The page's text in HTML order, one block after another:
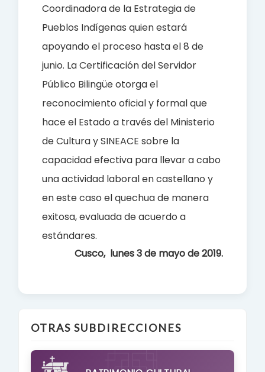
Coordinadora de la Estrategia de
Pueblos Indígenas quien estará
apoyando el proceso hasta el 8 de
junio. La Certificación del Servidor
Público Bilingüe otorga el
reconocimiento oficial y formal que
hace el Estado a través del Ministerio
de Cultura y SINEACE sobre la
capacidad efectiva para llevar a cabo
una actividad laboral en castellano y
en este caso el quechua de manera
exitosa, evaluada de acuerdo a
estándares.
Cusco, lunes 3 de mayo de 2019.
OTRAS SUBDIRECCIONES